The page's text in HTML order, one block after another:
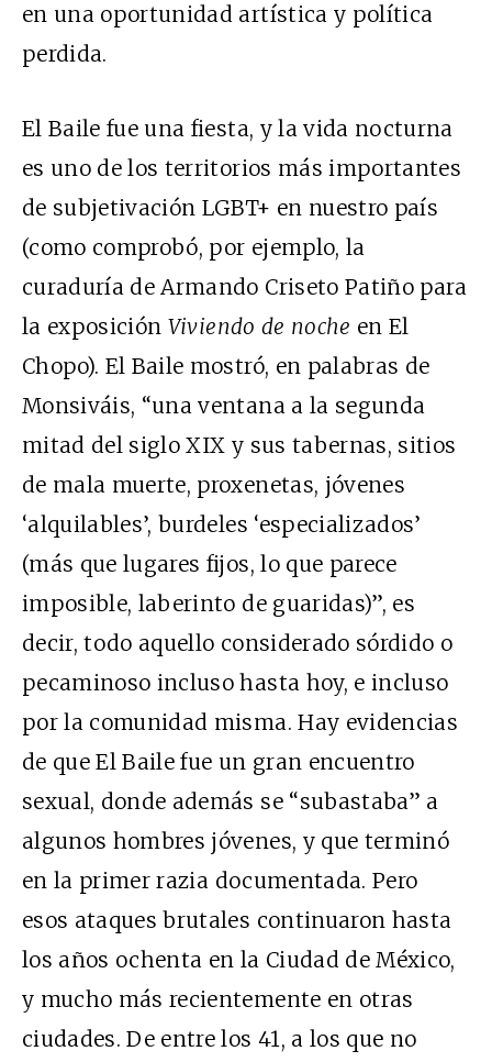
en una oportunidad artística y política
perdida.
El Baile fue una fiesta, y la vida nocturna
es uno de los territorios más importantes
de subjetivación LGBT+ en nuestro país
(como comprobó, por ejemplo, la
curaduría de Armando Criseto Patiño para
la exposición Viviendo de noche en El
Chopo). El Baile mostró, en palabras de
Monsiváis, “una ventana a la segunda
mitad del siglo XIX y sus tabernas, sitios
de mala muerte, proxenetas, jóvenes
‘alquilables’, burdeles ‘especializados’
(más que lugares fijos, lo que parece
imposible, laberinto de guaridas)”, es
decir, todo aquello considerado sórdido o
pecaminoso incluso hasta hoy, e incluso
por la comunidad misma.Hay evidencias
de que El Baile fue un gran encuentro
sexual, donde además se “subastaba” a
algunos hombres jóvenes, y que terminó
en la primerrazia documentada. Pero
esos ataques brutales continuaron hasta
los años ochenta en la Ciudad de México,
y mucho más recientemente en otras
ciudades. De entre los 41, a los que no